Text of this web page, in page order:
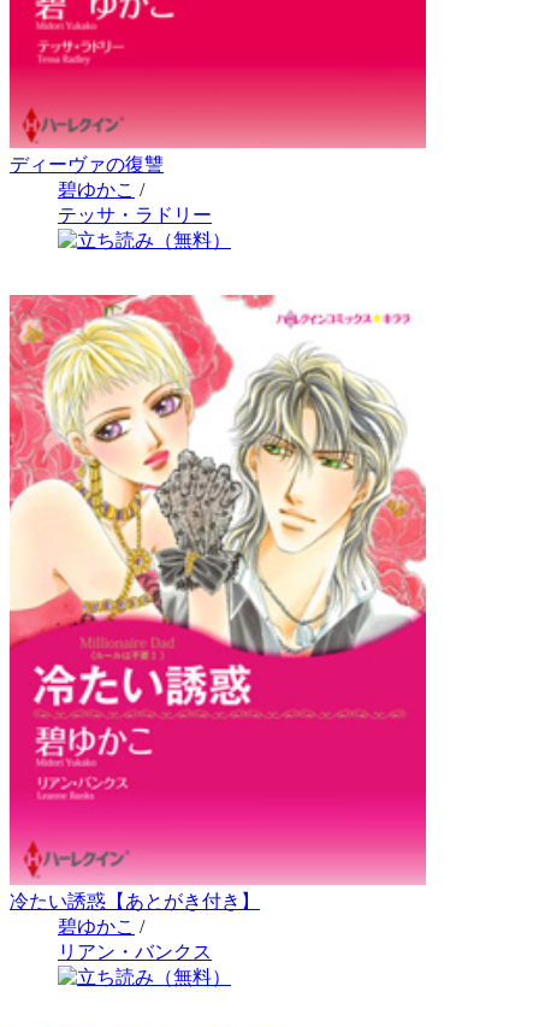
ディーヴァの復讐
碧ゆかこ /
テッサ・ラドリー
冷たい誘惑【あとがき付き】
碧ゆかこ /
リアン・バンクス